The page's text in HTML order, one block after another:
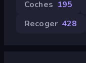
Coches 195
Recoger 428